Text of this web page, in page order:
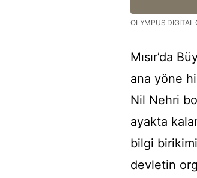
OLYMPUS DIGITAL
Mısır’da
ana yöne
Nil Nehri
ayakta
bilgi
devletin